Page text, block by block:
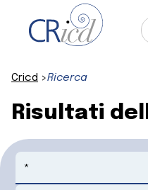
Cricd Ricerca
Risultati
Cerca